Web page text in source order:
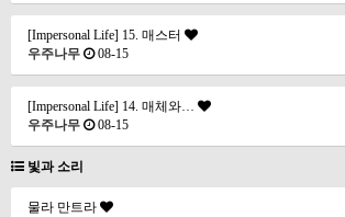
[Impersonal Life] 15. 매스터
우주나무
08-15
[Impersonal Life] 14. 매체와…
우주나무
08-15
빛과 소리
물라 만트라